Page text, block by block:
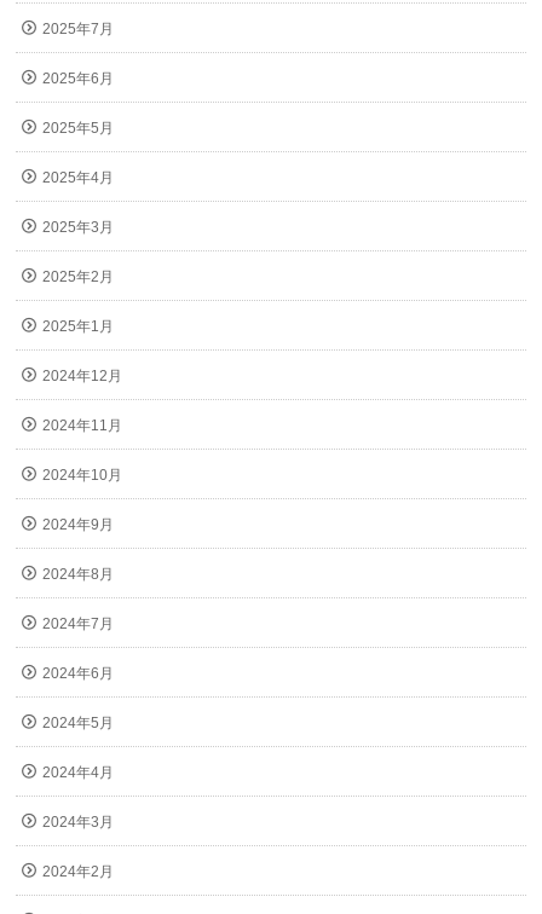
2025年7月
2025年6月
2025年5月
2025年4月
2025年3月
2025年2月
2025年1月
2024年12月
2024年11月
2024年10月
2024年9月
2024年8月
2024年7月
2024年6月
2024年5月
2024年4月
2024年3月
2024年2月